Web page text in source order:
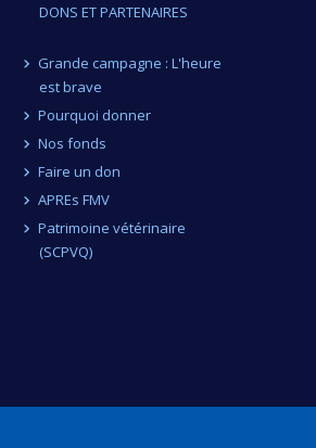
DONS ET PARTENAIRES
Grande campagne : L'heure
est brave
Pourquoi donner
Nos fonds
Faire un don
APREs FMV
Patrimoine vétérinaire
(SCPVQ)